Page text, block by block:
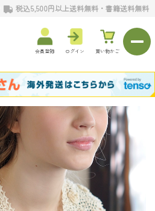
税込5,500円以上送料無料・書籍送料無料
会員登録 ログイン 買い物かご